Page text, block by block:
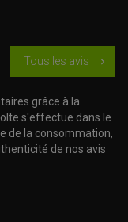
Tous les avis chevron_right
grâce à la
s'effectue dans le
de la consommation,
de nos avis